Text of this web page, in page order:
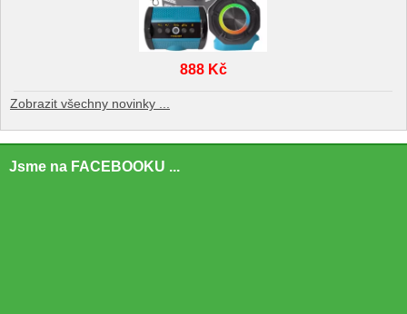
888 Kč
Zobrazit všechny novinky ...
Jsme na FACEBOOKU ...